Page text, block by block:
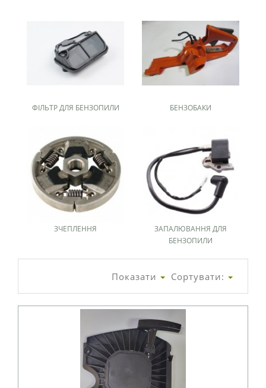
ФІЛЬТР ДЛЯ БЕНЗОПИЛИ БЕНЗОБАКИ
ЗЧЕПЛЕННЯ
ЗАПАЛЮВАННЯ ДЛЯ
БЕНЗОПИЛИ
Сортувати:
Показати